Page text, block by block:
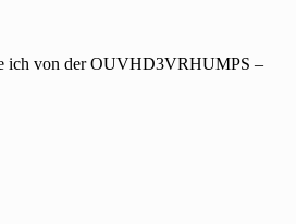
ich von der OUVHD3VRHUMPS –